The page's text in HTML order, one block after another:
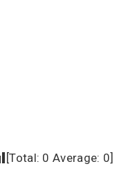
[Total: 0 Average: 0]